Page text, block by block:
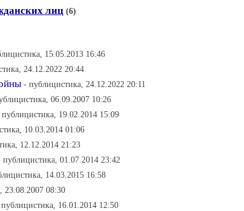
лиц (6)
15.05.2013 16:46
24.12.2022 20:44
- публицистика, 24.12.2022 20:11
06.09.2007 10:26
19.02.2014 15:09
10.03.2014 01:06
12.12.2014 21:23
публицистика, 01.07.2014 23:42
14.03.2015 16:58
23.08.2007 08:30
16.01.2014 12:50